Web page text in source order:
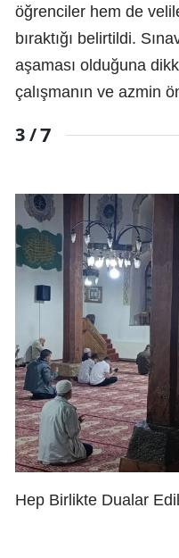
öğrenciler hem de
bıraktığı belirtildi.
aşaması olduğuna
çalışmanın ve azmin
3 /7
Hep Birlikte Dualar